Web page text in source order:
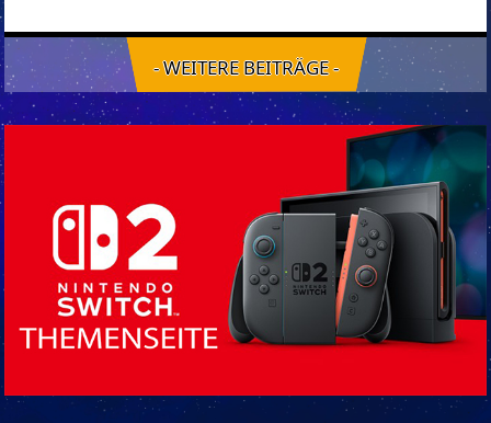
- WEITERE BEITRÄGE -